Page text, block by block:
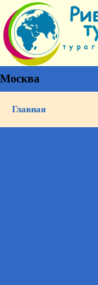
Москва
Главная